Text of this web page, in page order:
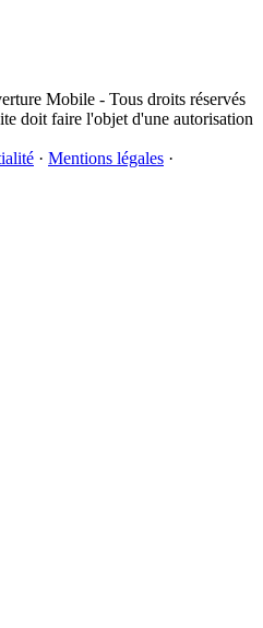
Mobile - Tous droits réservés
doit faire l'objet d'une autorisation
· Mentions légales ·